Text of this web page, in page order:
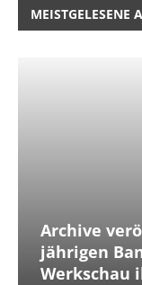
MEISTGELESENE
Archive
jährigen
Werkschau